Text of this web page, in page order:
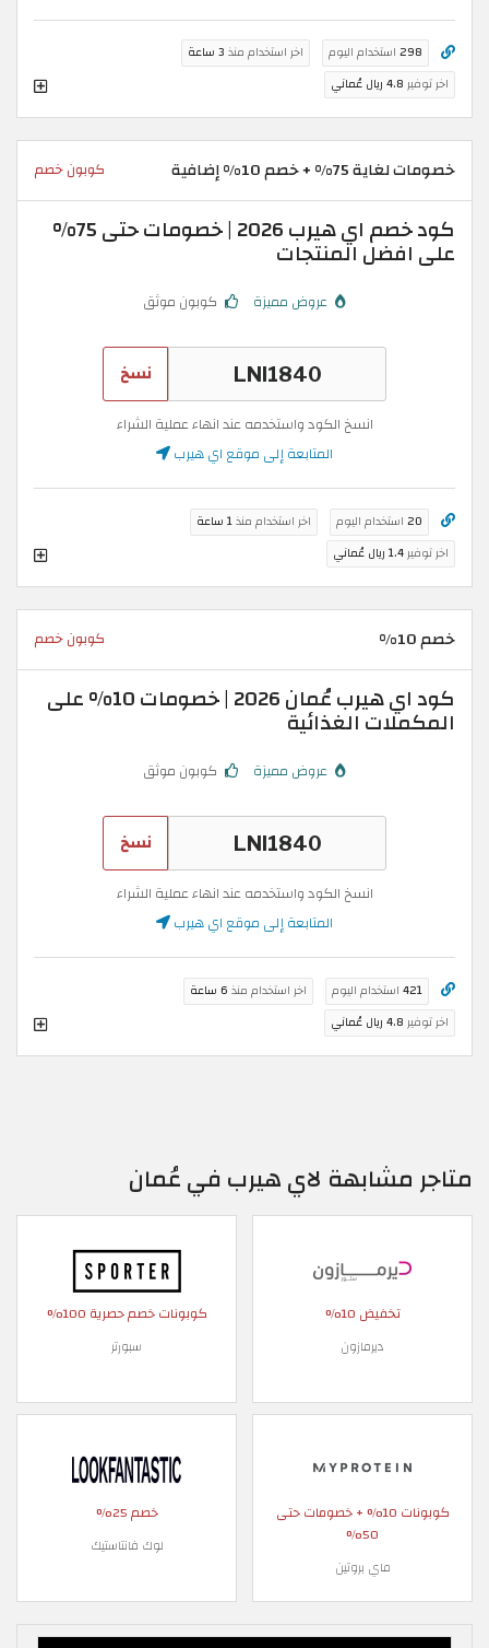
298 استخدام اليوم اخر استخدام منذ 3 ساعة
اخر توفير 4.8 ريال عُماني
خصومات لغاية 75% + خصم 10% إضافية كوبون خصم
كود خصم اي هيرب 2026 | خصومات حتى 75%
على افضل المنتجات
عروض مميزة كوبون موثق
نسخ
انسخ الكود واستخدمه عند انهاء عملية الشراء
المتابعة إلى موقع اي هيرب
20 استخدام اليوم اخر استخدام منذ1 ساعة
اخر توفير1.4 ريال عُماني
خصم 10% كوبون خصم
كود اي هيرب عُمان 2026 | خصومات 10% على
المكملات الغذائية
عروض مميزة كوبون موثق
نسخ
انسخ الكود واستخدمه عند انهاء عملية الشراء
المتابعة إلى موقع اي هيرب
421 استخدام اليوم اخر استخدام منذ 6 ساعة
اخر توفير 4.8 ريال عُماني
متاجر مشابهة لاي هيرب في عُمان
تخفيض 10%
ديرمازون
كوبونات خصم حصرية 100%
سبورتر
كوبونات 10% + خصومات حتى
50%
ماي بروتين
خصم 25%
لوك فانتاستيك